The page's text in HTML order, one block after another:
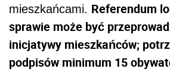
mieszkańcami. Referendum
sprawie może być
inicjatywy mieszkańców;
podpisów minimum 15